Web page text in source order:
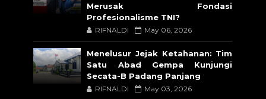
Merusak Fondasi
Profesionalisme TNI?
RIFNALDI May 06, 2026
Menelusur Jejak Ketahanan: Tim
Satu Abad Gempa Kunjungi
Secata-B Padang Panjang
RIFNALDI May 03, 2026